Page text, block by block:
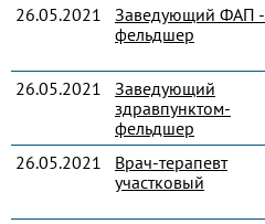
26.05.2021
Заведующий ФАП -
фельдшер
26.05.2021
Заведующий
здравпунктом-
фельдшер
26.05.2021
Врач-терапевт
участковый